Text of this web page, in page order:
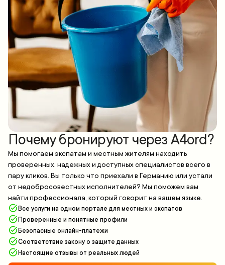
Почему бронируют через A4ord?
Мы помогаем экспатам и местным жителям находить
проверенных, надежных и доступных специалистов всего в
пару кликов. Вы только что приехали в Германию или устали
от недобросовестных исполнителей? Мы поможем вам
найти профессионала, который говорит на вашем языке.
Все услуги на одном портале для местных и экспатов
Проверенные и понятные профили
Безопасные онлайн-платежи
Соответствие закону о защите данных
Настоящие отзывы от реальных людей